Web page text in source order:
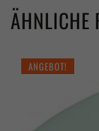
ÄHNLICHE
ANGEBOT!